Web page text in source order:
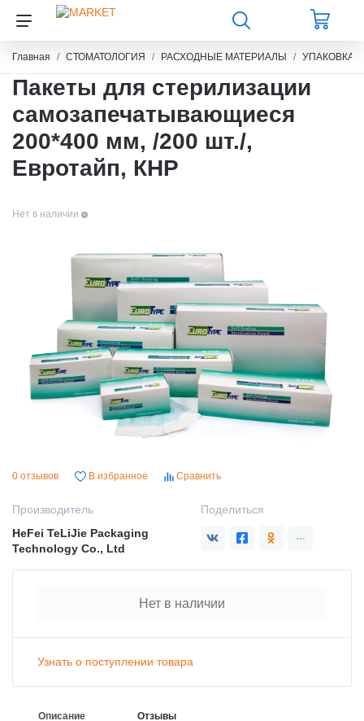
Главная СТОМАТОЛОГИЯ РАСХОДНЫЕ МАТЕРИАЛЫ УПАКОВКА
Пакеты для стерилизации
самозапечатывающиеся
200*400 мм, /200 шт./,
Евротайп, КНР
Нет в наличии
0 отзывов В избранное Сравнить
Производитель
HeFei TeLiJie Packaging
Technology Co., Ltd
Поделиться
Нет в наличии
Узнать о поступлении товара
Описание Отзывы